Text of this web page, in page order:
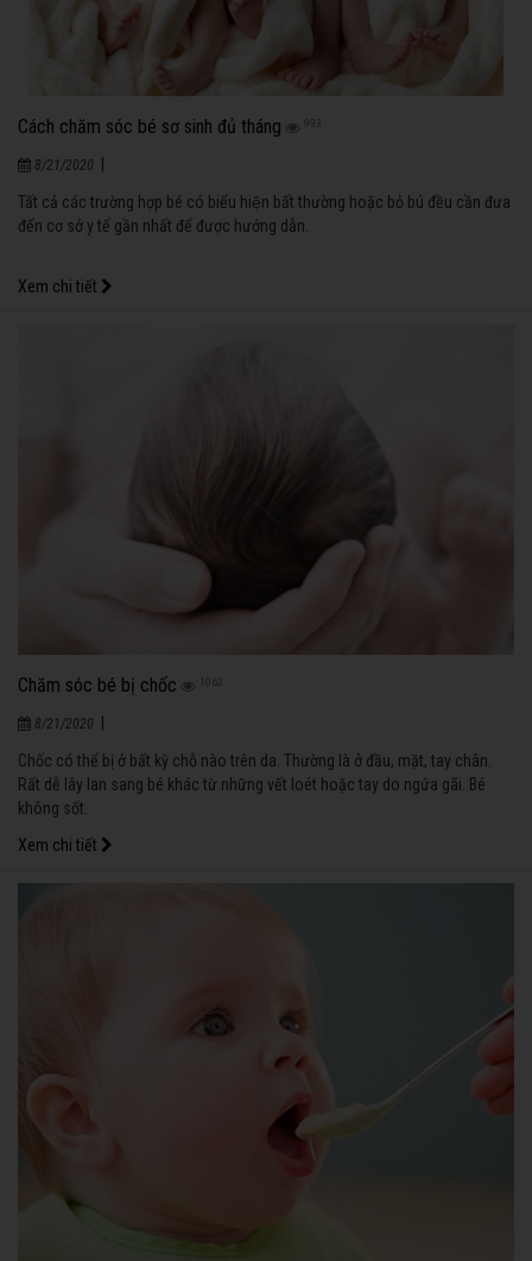
Cách chăm sóc bé sơ sinh đủ tháng 993
8/21/2020
Tất cả các trường hợp bé có biểu hiện bất thường hoặc bỏ bú đều cần đưa
đến cơ sở y tế gần nhất để được hướng dẫn.
Xem chi tiết
Chăm sóc bé bị chốc 1062
8/21/2020
Chốc có thể bị ở bất kỳ chỗ nào trên da. Thường là ở đầu, mặt, tay chân.
Rất dễ lây lan sang bé khác từ những vết loét hoặc tay do ngứa gãi. Bé
không sốt.
Xem chi tiết